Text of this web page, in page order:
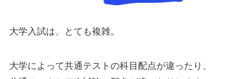
大学入試は、とても複雑。
大学によって共通テストの科目配点が違ったり、